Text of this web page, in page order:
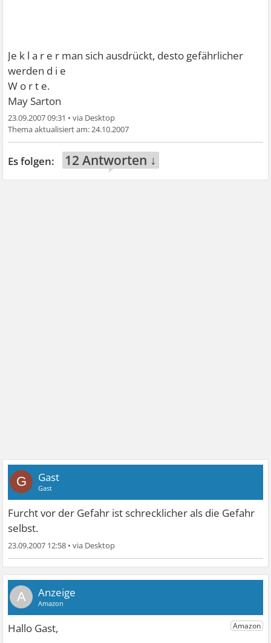
Je k l a r e r man sich ausdrückt, desto gefährlicher
werden d i e
W o r t e.
May Sarton
23.09.2007 09:31 •
24.10.2007
12 Antworten ↓
G Gast
Gast
Furcht vor der Gefahr ist schrecklicher als die Gefahr
selbst.
23.09.2007 12:58 •
A